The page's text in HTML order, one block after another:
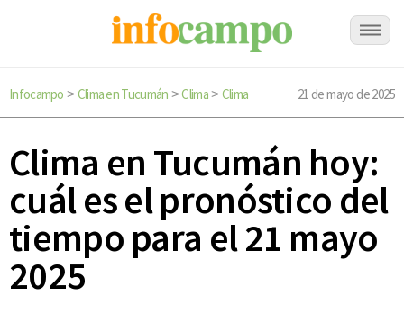
Infocampo > Clima en Tucumán >Clima> Clima 21 de mayo de 2025
Clima en Tucumán hoy:
cuál es el pronóstico del
tiempo para el 21 mayo
2025